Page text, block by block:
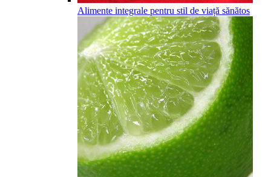
Alimente integrale pentru stil de viață sănătos